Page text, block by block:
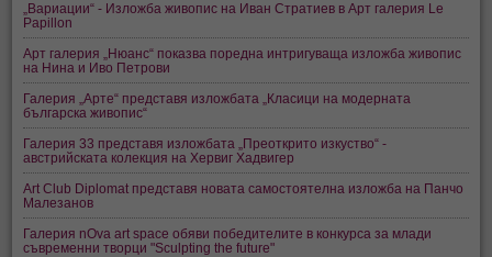
„Вариации“ - Изложба живопис на Иван Стратиев в Арт галерия Le
Papillon
Арт галерия „Нюанс“ показва поредна интригуваща изложба живопис
на Нина и Иво Петрови
Галерия „Арте“ представя изложбата „Класици на модерната
българска живопис“
Галерия 33 представя изложбата „Преоткрито изкуство“ -
австрийската колекция на Хервиг Хадвигер
Art Club Diplomat представя новата самостоятелна изложба на Панчо
Малезанов
Галерия nOva art space обяви победителите в конкурса за млади
съвременни творци "Sculpting the future"